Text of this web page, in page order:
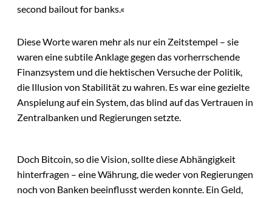
second bailout for banks.«
Diese Worte waren mehr als nur ein Zeitstempel – sie
waren eine subtile Anklage gegen das vorherrschende
Finanzsystem und die hektischen Versuche der Politik,
die Illusion von Stabilität zu wahren. Es war eine gezielte
Anspielung auf ein System, das blind auf das Vertrauen in
Zentralbanken und Regierungen setzte.
Doch Bitcoin, so die Vision, sollte diese Abhängigkeit
hinterfragen – eine Währung, die weder von Regierungen
noch von Banken beeinflusst werden konnte. Ein Geld,